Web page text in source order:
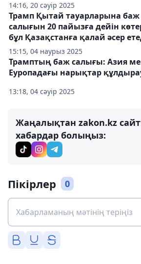
14:16, 20 сәуір 2025
15:15, 04 наурыз 2025
Трамп Қытай тауарларына баж
салығын 20 пайызға дейін
бұл Қазақстанға қалай әсер
13:18, 04 сәуір 2025
Трамптың баж салығы: Азия
Еуропадағы нарықтар
Жаңалықтан zakon.kz
хабардар болыңыз:
Пікірлер 0